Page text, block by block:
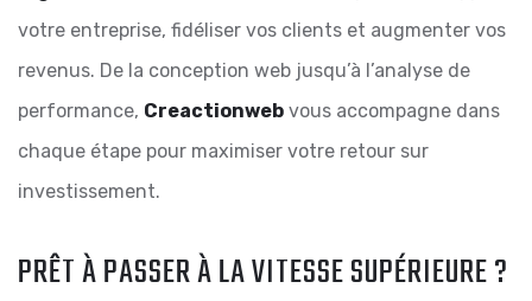
votre entreprise, fidéliser vos clients et augmenter vos
revenus. De la conception web jusqu’à l’analyse de
performance, Creactionweb vous accompagne dans
chaque étape pour maximiser votre retour sur
investissement.
PRÊT À PASSER À LA VITESSE SUPÉRIEURE ?